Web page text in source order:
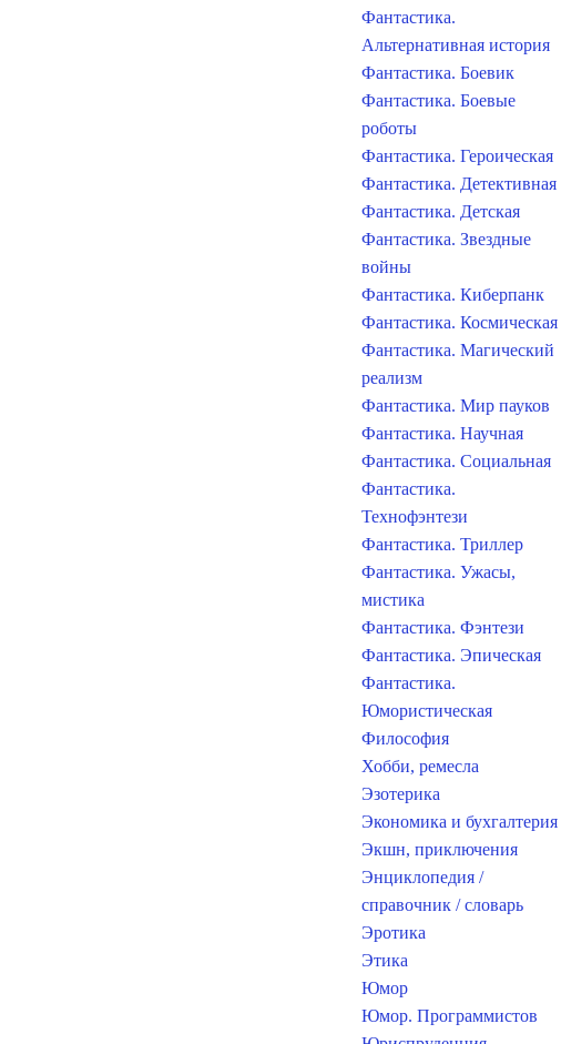
Фантастика.
Альтернативная история
Фантастика. Боевик
Фантастика. Боевые
роботы
Фантастика. Героическая
Фантастика. Детективная
Фантастика. Детская
Фантастика. Звездные
войны
Фантастика. Киберпанк
Фантастика. Космическая
Фантастика. Магический
реализм
Фантастика. Мир пауков
Фантастика. Научная
Фантастика. Социальная
Фантастика.
Технофэнтези
Фантастика. Триллер
Фантастика. Ужасы,
мистика
Фантастика. Фэнтези
Фантастика. Эпическая
Фантастика.
Юмористическая
Философия
Хобби, ремесла
Эзотерика
Экономика и бухгалтерия
Экшн, приключения
Энциклопедия /
справочник / словарь
Эротика
Этика
Юмор
Юмор. Программистов